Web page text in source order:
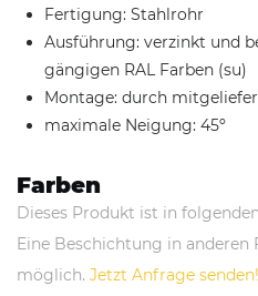
Fertigung: Stahlrohr
Ausführung: verzinkt und
gängigen RAL Farben (su)
Montage: durch
maximale Neigung: 45º
Farben
Dieses Produkt ist in
Eine Beschichtung in anderen
möglich. Jetzt Anfrage senden!